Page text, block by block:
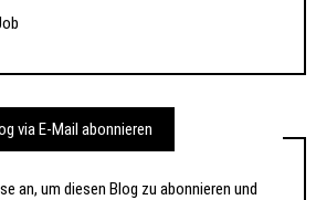
via E-Mail abonnieren
an, um diesen Blog zu abonnieren und